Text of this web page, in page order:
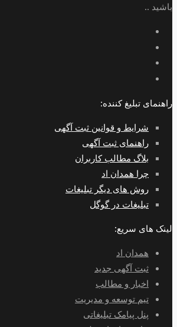
باشید ..
راهنمای تبلیغ کننده:
شرایط و قوانین ثبت آگهی
راهنمای ثبت آگهی
بلاگ مطالب کاربران
چرا همدان اد
روش های دیگر تبلیغات
تبلیغات در گوگل
لینک های سریع:
همدان اد
ثبت آگهی جدید
اخبار و مطالب
تیم توسعه و مدیریت
پنل پیامک تبلیغاتی